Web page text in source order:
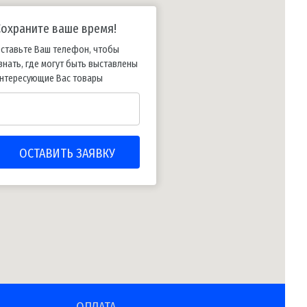
ваше время!
Ваш телефон, чтобы
где могут быть выставлены
Вас товары